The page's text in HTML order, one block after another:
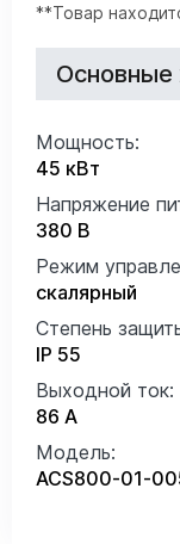
**Товар
Основные
Мощность:
45 кВт
Напряжение
380 В
Режим
скалярный
Степень
IP 55
Выходной ток:
86 А
Модель:
ACS800-01-